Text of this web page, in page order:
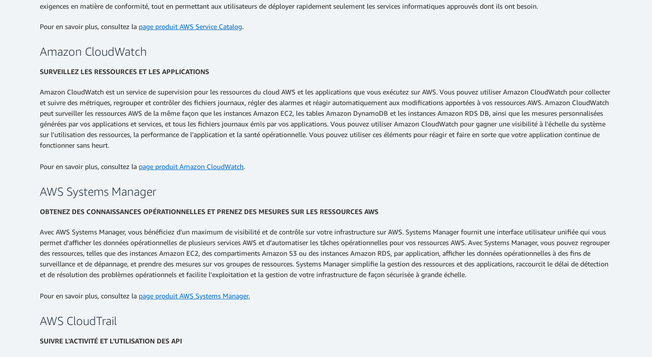
exigences en matière de conformité, tout en permettant aux utilisateurs de déployer rapidement seulement les services informatiques approuvés dont ils ont besoin.
Pour en savoir plus, consultez la page produit AWS Service Catalog.
Amazon CloudWatch
SURVEILLEZ LES RESSOURCES ET LES APPLICATIONS
Amazon CloudWatch est un service de supervision pour les ressources du cloud AWS et les applications que vous exécutez sur AWS. Vous pouvez utiliser Amazon CloudWatch pour collecter
et suivre des métriques, regrouper et contrôler des fichiers journaux, régler des alarmes et réagir automatiquement aux modifications apportées à vos ressources AWS. Amazon CloudWatch
peut surveiller les ressources AWS de la même façon que les instances Amazon EC2, les tables Amazon DynamoDB et les instances Amazon RDS DB, ainsi que les mesures personnalisées
générées par vos applications et services, et tous les fichiers journaux émis par vos applications. Vous pouvez utiliser Amazon CloudWatch pour gagner une visibilité à l'échelle du système
sur l'utilisation des ressources, la performance de l'application et la santé opérationnelle. Vous pouvez utiliser ces éléments pour réagir et faire en sorte que votre application continue de
fonctionner sans heurt.
Pour en savoir plus, consultez la page produit Amazon CloudWatch.
AWS Systems Manager
OBTENEZ DES CONNAISSANCES OPÉRATIONNELLES ET PRENEZ DES MESURES SUR LES RESSOURCES AWS
Avec AWS Systems Manager, vous bénéficiez d'un maximum de visibilité et de contrôle sur votre infrastructure sur AWS. Systems Manager fournit une interface utilisateur unifiée qui vous
permet d'afficher les données opérationnelles de plusieurs services AWS et d'automatiser les tâches opérationnelles pour vos ressources AWS. Avec Systems Manager, vous pouvez regrouper
des ressources, telles que des instances Amazon EC2, des compartiments Amazon S3 ou des instances Amazon RDS, par application, afficher les données opérationnelles à des fins de
surveillance et de dépannage, et prendre des mesures sur vos groupes de ressources. Systems Manager simplifie la gestion des ressources et des applications, raccourcit le délai de détection
et de résolution des problèmes opérationnels et facilite l'exploitation et la gestion de votre infrastructure de façon sécurisée à grande échelle.
Pour en savoir plus, consultez la page produit AWS Systems Manager.
AWS CloudTrail
SUIVRE L'ACTIVITÉ ET L'UTILISATION DES API